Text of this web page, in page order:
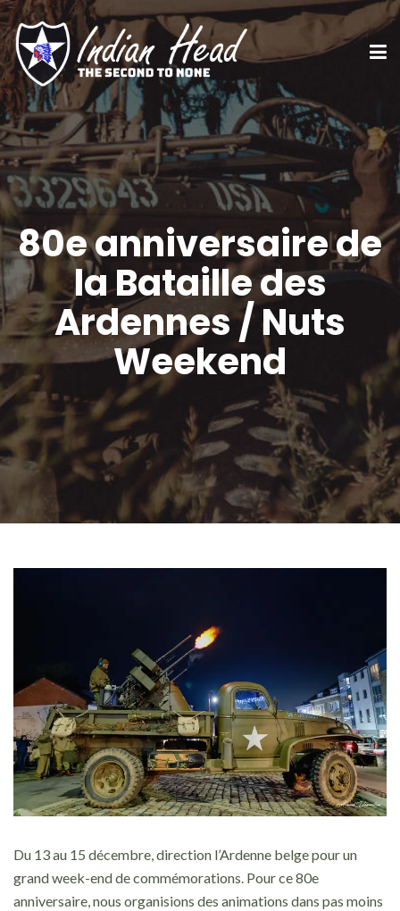
80e anniversaire de
la Bataille des
Ardennes / Nuts
Weekend
Du 13 au 15 décembre, direction l’Ardenne belge pour un
grand week-end de commémorations. Pour ce 80e
anniversaire, nous organisions des animations dans pas moins